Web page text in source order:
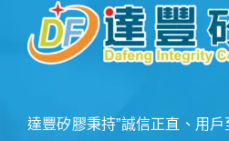
達豐矽膠秉持”誠信正直、用